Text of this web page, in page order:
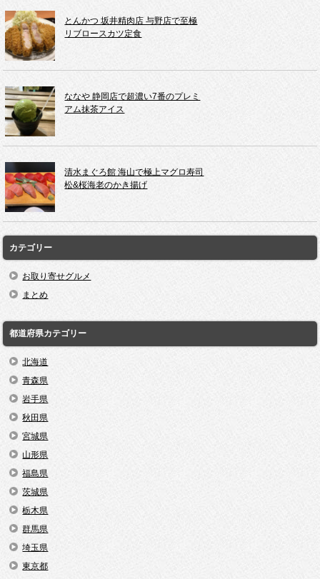
とんかつ 坂井精肉店 与野店で至極
リブロースカツ定食
ななや 静岡店で超濃い7番のプレミ
アム抹茶アイス
清水まぐろ館 海山で極上マグロ寿司
松&桜海老のかき揚げ
カテゴリー
お取り寄せグルメ
まとめ
都道府県カテゴリー
北海道
青森県
岩手県
秋田県
宮城県
山形県
福島県
茨城県
栃木県
群馬県
埼玉県
東京都